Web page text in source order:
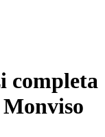
completa